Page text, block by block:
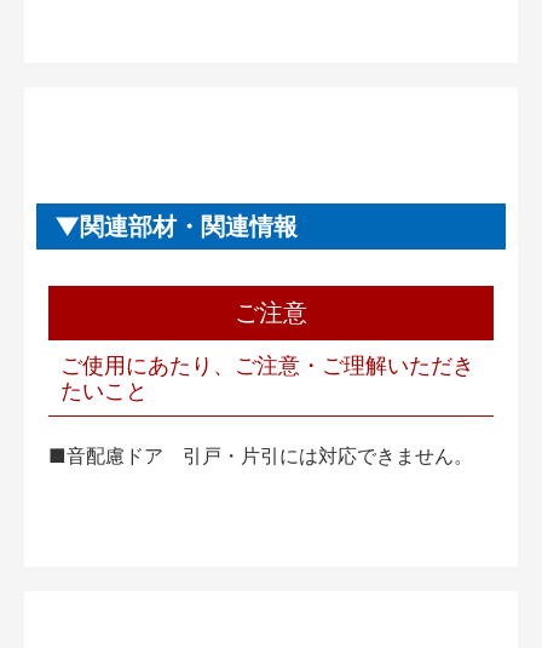
関連部材・関連情報
ご注意
ご使用にあたり、ご注意・ご理解いただき
たいこと
■音配慮ドア 引戸・片引には対応できません。